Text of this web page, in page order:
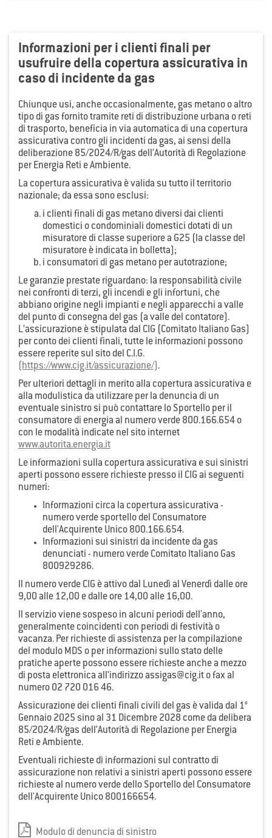
Informazioni per i clienti finali per
usufruire della copertura assicurativa in
caso di incidente da gas
Chiunque usi, anche occasionalmente, gas metano o altro
tipo di gas fornito tramite reti di distribuzione urbana o reti
di trasporto, beneficia in via automatica di una copertura
assicurativa contro gli incidenti da gas, ai sensi della
deliberazione 85/2024/R/gas dell’Autorità di Regolazione
per Energia Reti e Ambiente.
La copertura assicurativa è valida su tutto il territorio
nazionale; da essa sono esclusi:
i clienti finali di gas metano diversi dai clienti
domestici o condominiali domestici dotati di un
misuratore di classe superiore a G25 (la classe del
misuratore è indicata in bolletta);
i consumatori di gas metano per autotrazione;
Le garanzie prestate riguardano: la responsabilità civile
nei confronti di terzi, gli incendi e gli infortuni, che
abbiano origine negli impianti e negli apparecchi a valle
del punto di consegna del gas (a valle del contatore).
L’assicurazione è stipulata dal CIG (Comitato Italiano Gas)
per conto dei clienti finali, tutte le informazioni possono
essere reperite sul sito del C.I.G.
(https://www.cig.it/assicurazione/) .
Per ulteriori dettagli in merito alla copertura assicurativa e
alla modulistica da utilizzare per la denuncia di un
eventuale sinistro si può contattare lo Sportello per il
consumatore di energia al numero verde 800.166.654 o
con le modalità indicate nel sito internet
www.autorita.energia.it
Le informazioni sulla copertura assicurativa e sui sinistri
aperti possono essere richieste presso il CIG ai seguenti
numeri:
Informazioni circa la copertura assicurativa -
numero verde sportello del Consumatore
dell'Acquirente Unico 800.166.654.
Informazioni sui sinistri da incidente da gas
denunciati - numero verde Comitato Italiano Gas
800929286.
Il numero verde CIG è attivo dal Lunedì al Venerdì dalle ore
9,00 alle 12,00 e dalle ore 14,00 alle 16,00.
Il servizio viene sospeso in alcuni periodi dell'anno,
generalmente coincidenti con periodi di festività o
vacanza. Per richieste di assistenza per la compilazione
del modulo MDS o per informazioni sullo stato delle
pratiche aperte possono essere richieste anche a mezzo
di posta elettronica all’indirizzo assigas@cig.it o fax al
numero 02 720 016 46.
Assicurazione dei clienti finali civili del gas è valida dal 1°
Gennaio 2025 sino al 31 Dicembre 2028 come da delibera
85/2024/R/gas dell’Autorità di Regolazione per Energia
Reti e Ambiente.
Eventuali richieste di informazioni sul contratto di
assicurazione non relativi a sinistri aperti possono essere
richieste al numero verde dello Sportello del Consumatore
dell'Acquirente Unico 800166654.
Modulo di denuncia di sinistro